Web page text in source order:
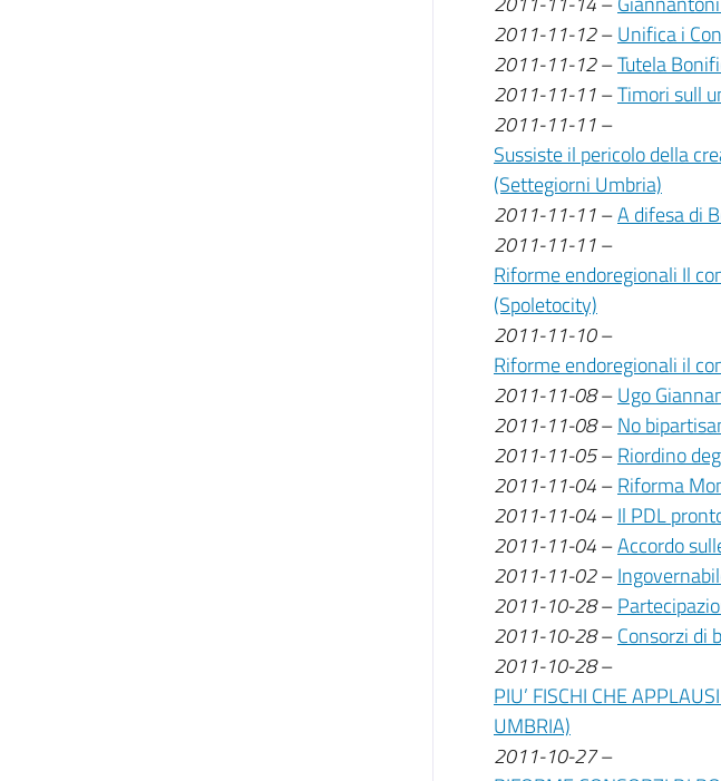
2011-11-12–Unifica i
2011-11-12–Tutela
2011-11-11–Timori sull
2011-11-11–
Sussiste il pericolo della
(Settegiorni Umbria)
2011-11-11–A difesa di
2011-11-11–
Riforme endoregionali Il
(Spoletocity)
2011-11-10–
Riforme endoregionali il
2011-11-08–Ugo
2011-11-08–No
2011-11-05–Riordino
2011-11-04–Riforma
2011-11-04–Il PDL
2011-11-04–Accordo
2011-11-02–
2011-10-28–
2011-10-28–Consorzi di
2011-10-28–
PIU’ FISCHI CHE
UMBRIA)
2011-10-27–